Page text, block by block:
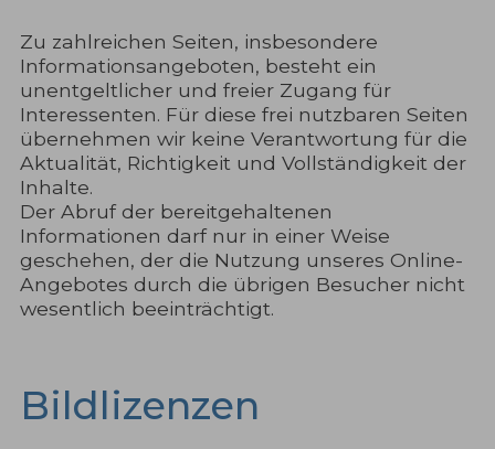
Zu zahlreichen Seiten, insbesondere
Informationsangeboten, besteht ein
unentgeltlicher und freier Zugang für
Interessenten. Für diese frei nutzbaren Seiten
übernehmen wir keine Verantwortung für die
Aktualität, Richtigkeit und Vollständigkeit der
Inhalte.
Der Abruf der bereitgehaltenen
Informationen darf nur in einer Weise
geschehen, der die Nutzung unseres Online-
Angebotes durch die übrigen Besucher nicht
wesentlich beeinträchtigt.
Bildlizenzen